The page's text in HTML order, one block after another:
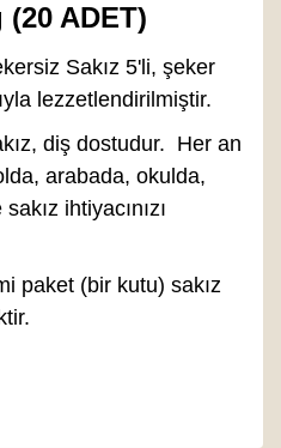
(20 ADET)
Sakız 5'li, şeker
lezzetlendirilmiştir.
diş dostudur. Her an
arabada, okulda,
ihtiyacınızı
paket (bir kutu) sakız